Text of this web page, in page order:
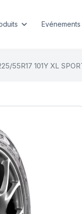
Evénements
55R17 101Y XL